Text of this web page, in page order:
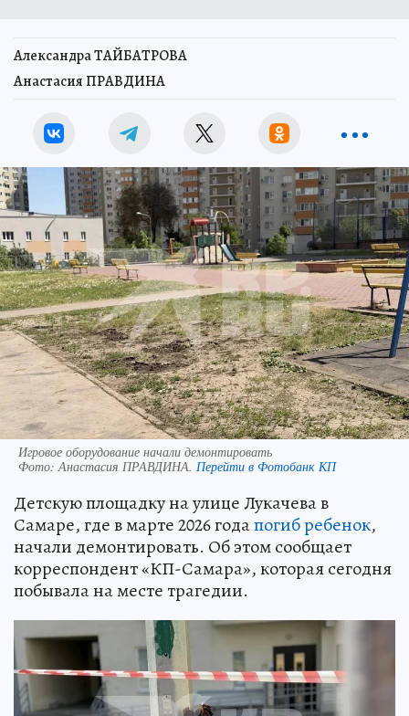
Александра ТАЙБАТРОВА
Анастасия ПРАВДИНА
Игровое оборудование начали демонтировать
Фото: Анастасия ПРАВДИНА. Перейти в Фотобанк КП
Детскую площадку на улице Лукачева в
Самаре, где в марте 2026 годапогиб ребенок,
начали демонтировать. Об этом сообщает
корреспондент «КП-Самара», которая сегодня
побывала на месте трагедии.